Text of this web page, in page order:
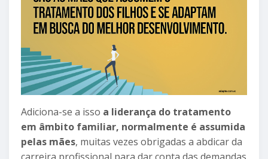
Adiciona-se a isso a liderança do tratamento
em âmbito familiar, normalmente é assumida
pelas mães, muitas vezes obrigadas a abdicar da